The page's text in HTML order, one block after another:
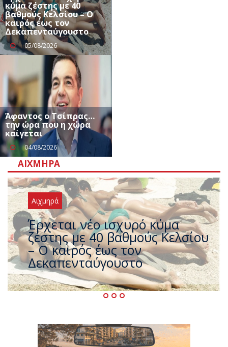
κύμα ζέστης με 40
βαθμούς Κελσίου – Ο
καιρός έως τον
Δεκαπενταύγουστο
05/08/2026
Άφαντος ο Τσίπρας…
την ώρα που η χώρα
καίγεται
04/08/2026
ΑΙΧΜΗΡΆ
Αιχμηρά
Άφαντος ο Τσίπρας… την ώρα
που η χώρα καίγεται